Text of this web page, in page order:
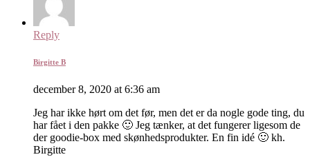
Reply
Birgitte B
december 8, 2020 at 6:36 am
Jeg har ikke hørt om det før, men det er da nogle gode ting, du
har fået i den pakke 🙂 Jeg tænker, at det fungerer ligesom de
der goodie-box med skønhedsprodukter. En fin idé 🙂 kh.
Birgitte